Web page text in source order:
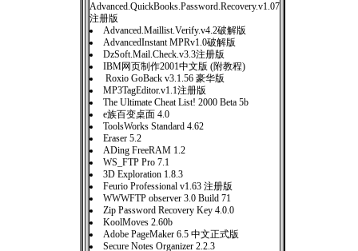
Advanced.QuickBooks.Password.Recovery.v1.07
注册版
Advanced.Maillist.Verify.v4.2破解版
AdvancedInstant MPRv1.0破解版
DzSoft.Mail.Check.v3.3注册版
IBM网页制作2001中文版 (附教程)
Roxio GoBack v3.1.56 豪华版
MP3TagEditor.v1.1注册版
The Ultimate Cheat List! 2000 Beta 5b
e族百变桌面 4.0
ToolsWorks Standard 4.62
Eraser 5.2
ADing FreeRAM 1.2
WS_FTP Pro 7.1
3D Exploration 1.8.3
Feurio Professional v1.63 注册版
WWWFTP observer 3.0 Build 71
Zip Password Recovery Key 4.0.0
KoolMoves 2.60b
Adobe PageMaker 6.5 中文正式版
Secure Notes Organizer 2.2.3